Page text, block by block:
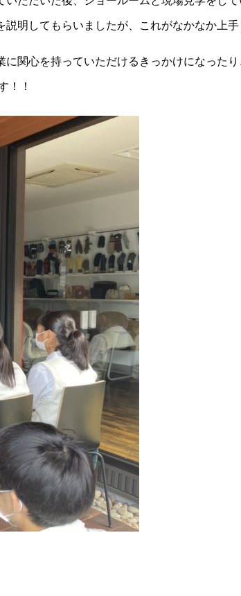
明してもらいましたが、これがなかなか上
関心を持っていただけるきっかけになった
！！